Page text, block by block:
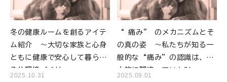
冬の健康ルームを創るアイテ
ム紹介 ～大切な家族と心身
ともに健康で安心して暮らせ
る住環境づくり～
2025.10.31
“ 痛み” のメカニズムとそ
の真の姿 ～私たちが知る一
般的な“痛み”の認識は、根
本的に間違っていた?!～
2025.09.01